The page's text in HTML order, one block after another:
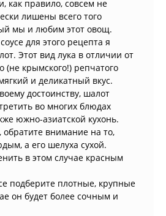
как правило, совсем не
лишены всего того
мы и любим этот овощ.
для этого рецепта я
Этот вид лука в отличии от
(не крымского!) репчатого
и деликатный вкус.
достоинству, шалот
во многих блюдах
южно-азиатской кухонь.
обратите внимание на то,
а его шелуха сухой.
в этом случае красным
подберите плотные, крупные
он будет более сочным и